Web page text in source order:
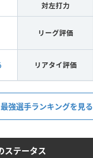
対左打力
リーグ評価
リアタイ評価
強選手ランキングを見る
ステータス